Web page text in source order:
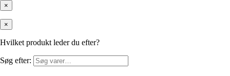
×
×
Hvilket produkt leder du efter?
Søg efter: